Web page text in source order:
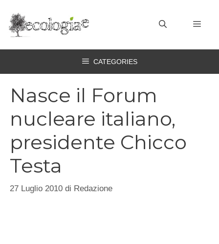
contenuto
CATEGORIES
Nasce il Forum
nucleare italiano,
presidente Chicco
Testa
27 Luglio 2010 di Redazione